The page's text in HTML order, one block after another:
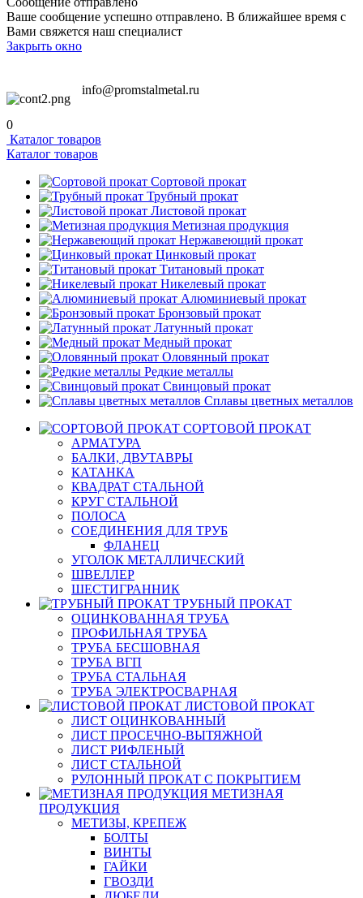
Ваше сообщение успешно отправлено. В ближайшее время с
Вами свяжется наш специалист
Закрыть окно
info@promstalmetal.ru
0
Каталог товаров
Каталог товаров
Сортовой прокат
Трубный прокат
Листовой прокат
Метизная продукция
Нержавеющий прокат
Цинковый прокат
Титановый прокат
Никелевый прокат
Алюминиевый прокат
Бронзовый прокат
Латунный прокат
Медный прокат
Оловянный прокат
Редкие металлы
Свинцовый прокат
Сплавы цветных металлов
СОРТОВОЙ ПРОКАТ
АРМАТУРА
БАЛКИ, ДВУТАВРЫ
КАТАНКА
КВАДРАТ СТАЛЬНОЙ
КРУГ СТАЛЬНОЙ
ПОЛОСА
СОЕДИНЕНИЯ ДЛЯ ТРУБ
ФЛАНЕЦ
УГОЛОК МЕТАЛЛИЧЕСКИЙ
ШВЕЛЛЕР
ШЕСТИГРАННИК
ТРУБНЫЙ ПРОКАТ
ОЦИНКОВАННАЯ ТРУБА
ПРОФИЛЬНАЯ ТРУБА
ТРУБА БЕСШОВНАЯ
ТРУБА ВГП
ТРУБА СТАЛЬНАЯ
ТРУБА ЭЛЕКТРОСВАРНАЯ
ЛИСТОВОЙ ПРОКАТ
ЛИСТ ОЦИНКОВАННЫЙ
ЛИСТ ПРОСЕЧНО-ВЫТЯЖНОЙ
ЛИСТ РИФЛЕНЫЙ
ЛИСТ СТАЛЬНОЙ
РУЛОННЫЙ ПРОКАТ С ПОКРЫТИЕМ
МЕТИЗНАЯ
ПРОДУКЦИЯ
МЕТИЗЫ, КРЕПЕЖ
БОЛТЫ
ВИНТЫ
ГАЙКИ
ГВОЗДИ